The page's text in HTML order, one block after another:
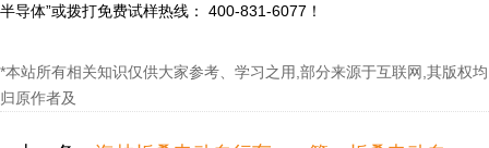
半导体”或拨打免费试样热线： 400-831-6077！
*本站所有相关知识仅供大家参考、学习之用,部分来源于互联网,其版权均
归原作者及